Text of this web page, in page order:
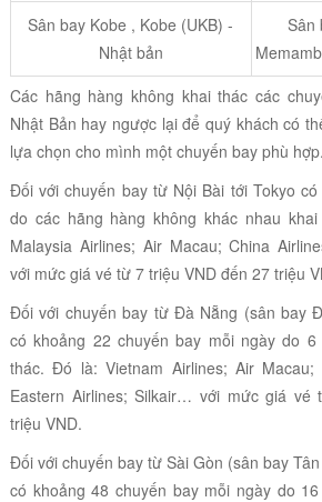
Sân bay Kobe , Kobe (UKB) -
Nhật bản
Sân
Các hãng hàng không khai thác các
Nhật Bản hay ngược lại để quý khách có
lựa chọn cho mình một chuyến bay phù hợp.
Đối với chuyến bay từ Nội Bài tới Tokyo
do các hãng hàng không khác nhau khai
Malaysia Airlines; Air Macau; China
với mức giá vé từ 7 triệu VND đến 27 triệu
Đối với chuyến bay từ Đà Nẵng (sân bay
có khoảng 22 chuyến bay mỗi ngày do
thác. Đó là: Vietnam Airlines; Air
Eastern Airlines; Silkair… với mức giá vé
triệu VND.
Đối với chuyến bay từ Sài Gòn (sân bay
có khoảng 48 chuyến bay mỗi ngày do